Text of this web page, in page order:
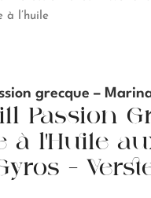
à l’huile
grecque –
Passion
à l’Huile
–